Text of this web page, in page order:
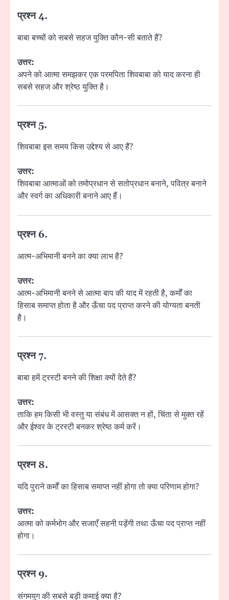
प्रश्न 4.
बाबा बच्चों को सबसे सहज युक्ति कौन-सी बताते हैं?
उत्तर:
अपने को आत्मा समझकर एक परमपिता शिवबाबा को याद करना ही
सबसे सहज और श्रेष्ठ युक्ति है।
प्रश्न 5.
शिवबाबा इस समय किस उद्देश्य से आए हैं?
उत्तर:
शिवबाबा आत्माओं को तमोप्रधान से सतोप्रधान बनाने, पवित्र बनाने
और स्वर्ग का अधिकारी बनाने आए हैं।
प्रश्न 6.
आत्म-अभिमानी बनने का क्या लाभ है?
उत्तर:
आत्म-अभिमानी बनने से आत्मा बाप की याद में रहती है, कर्मों का
हिसाब समाप्त होता है और ऊँचा पद प्राप्त करने की योग्यता बनती
है।
प्रश्न 7.
बाबा हमें ट्रस्टी बनने की शिक्षा क्यों देते हैं?
उत्तर:
ताकि हम किसी भी वस्तु या संबंध में आसक्त न हों, चिंता से मुक्त रहें
और ईश्वर के ट्रस्टी बनकर श्रेष्ठ कर्म करें।
प्रश्न 8.
यदि पुराने कर्मों का हिसाब समाप्त नहीं होगा तो क्या परिणाम होगा?
उत्तर:
आत्मा को कर्मभोग और सजाएँ सहनी पड़ेंगी तथा ऊँचा पद प्राप्त नहीं
होगा।
प्रश्न 9.
संगमयुग की सबसे बड़ी कमाई क्या है?